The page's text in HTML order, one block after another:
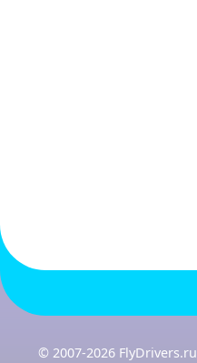
© 2007-2026 FlyDrivers.ru